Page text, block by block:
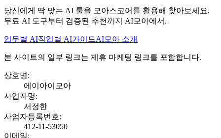
당신에게 딱 맞는 AI 툴을 모아스코어를 활용해 찾아보세요.
무료 AI 도구부터 검증된 추천까지 AI모아에서.
업무별 AI직업별 AI가이드AI모아 소개
본 사이트의 일부 링크는 제휴 마케팅 링크를 포함합니다.
상호명:
에이아이모아
사업자명:
서정한
사업자등록번호:
412-11-53050
이메일: